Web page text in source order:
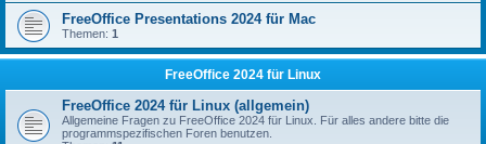
FreeOffice Presentations 2024 für Mac
Themen: 1
FreeOffice 2024 für Linux
FreeOffice 2024 für Linux (allgemein)
Allgemeine Fragen zu FreeOffice 2024 für Linux. Für alles andere bitte die
programmspezifischen Foren benutzen.